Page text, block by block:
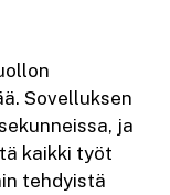
Sovelluksen
ja
kaikki työt
tehdyistä